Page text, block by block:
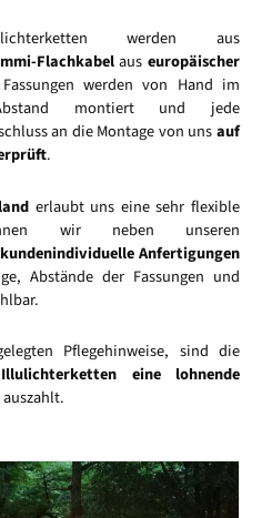
werden aus
Flachkabelauseuropäischer
werden von Hand im
montiert und jede
an die Montage von unsauf
.
erlaubt uns eine sehr flexible
wir neben unseren
kundenindividuelle Anfertigungen
Abstände der Fassungen und
Pflegehinweise, sind die
Illulichterketten eine lohnende